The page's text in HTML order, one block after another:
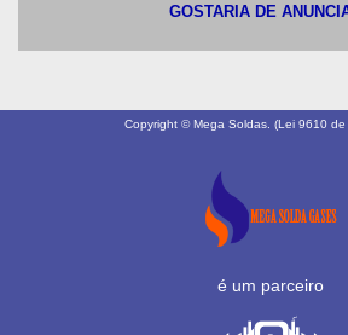
GOSTARIA DE
Copyright © Mega Soldas. (Lei 9610
é um parceiro